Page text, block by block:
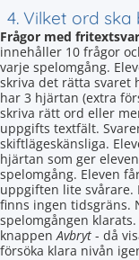
4. Vilket ord ska
Frågor med fritextsvar
innehåller 10 frågor
varje spelomgång.
skriva det rätta svaret
har 3 hjärtan (extra
skriva rätt ord eller
uppgifts textfält.
skiftlägeskänsliga.
hjärtan som ger
spelomgång. Eleven
uppgiften lite svårare.
finns ingen tidsgräns.
spelomgången
knappenAvbryt - då
försöka klara nivån